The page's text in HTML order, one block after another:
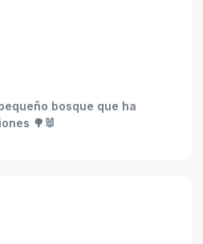
bosque que ha
🌳🐰